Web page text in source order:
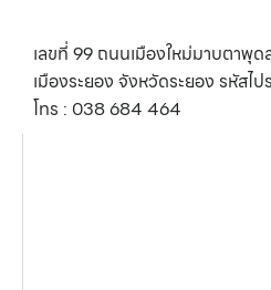
เลขที่ 99 ถนนเมืองใหม่มาบตาพุด
เมืองระยอง จังหวัดระยอง รหัสไ
โทร : 038 684 464